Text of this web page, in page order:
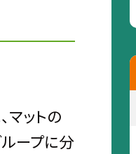
マットの
ープに分